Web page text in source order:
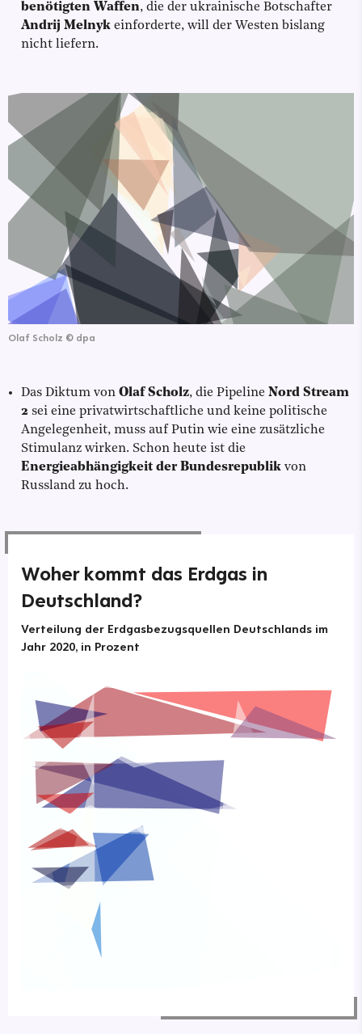
benötigten Waffen, die der ukrainische Botschafter
Andrij Melnyk einforderte, will der Westen bislang
nicht liefern.
Olaf Scholz © dpa
Das Diktum von Olaf Scholz, die Pipeline Nord Stream
2 sei eine privatwirtschaftliche und keine politische
Angelegenheit, muss auf Putin wie eine zusätzliche
Stimulanz wirken. Schon heute ist die
Energieabhängigkeit der Bundesrepublik von
Russland zu hoch.
Woher kommt das Erdgas in
Deutschland?
Verteilung der Erdgasbezugsquellen Deutschlands im
Jahr 2020, in Prozent